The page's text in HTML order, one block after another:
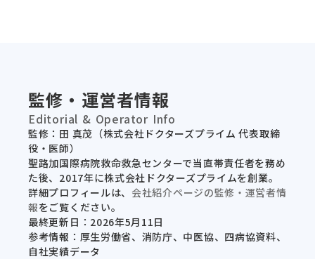
監修・運営者情報
Editorial & Operator Info
監修：田 真茂（株式会社ドクターズプライム 代表取締
役・医師）
聖路加国際病院救命救急センターで当直帯責任者を務め
た後、2017年に株式会社ドクターズプライムを創業。
詳細プロフィールは、 会社紹介ページの監修・運営者情
報をご覧ください。
最終更新日：2026年5月11日
参考情報：厚生労働省、消防庁、中医協、四病協資料、
自社実績データ